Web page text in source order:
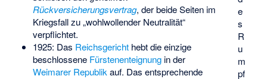
e
s
R
u
m
pf
Rückversicherungsvertrag, der beide Seiten im
Kriegsfall zu „wohlwollender Neutralität“
verpflichtet.
1925: Das Reichsgerichthebt die einzige
beschlossene Fürstenenteignungin der
Weimarer Republikauf. Das entsprechende